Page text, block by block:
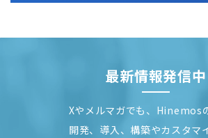
最新情報発信中
Xやメルマガでも、Hinemos
開発、導入、構築やカスタマ